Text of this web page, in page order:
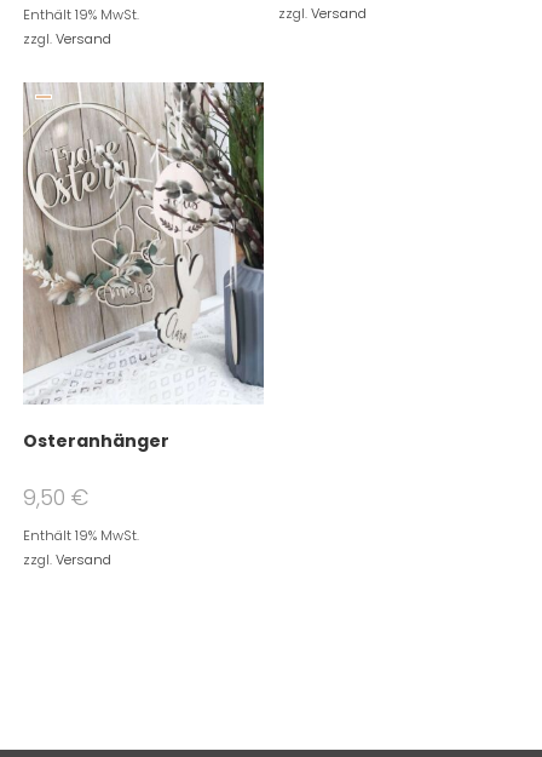
Enthält 19% MwSt.
zzgl.Versand
zzgl.Versand
Osteranhänger
9,50 €
Enthält 19% MwSt.
zzgl.Versand